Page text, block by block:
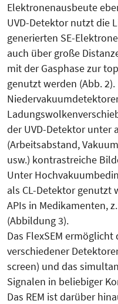
Elektronenausbeute
UVD-Detektor nutzt die
generierten SE-
auch über große
mit der Gasphase zur
genutzt werden (Abb.
der UVD-Detektor unter
(Arbeitsabstand,
usw.) kontrastreiche
Unter
als CL-Detektor genutzt
APIs in Medikamenten,
(Abbildung 3).
Das FlexSEM
verschiedener
screen) und das
Signalen in beliebiger
Das REM ist darüber